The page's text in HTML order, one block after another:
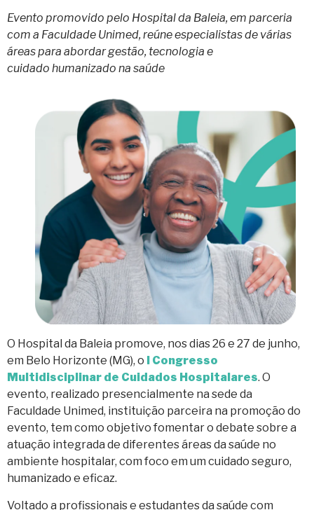
Evento promovido pelo Hospital da Baleia, em parceria
com a Faculdade Unimed, reúne especialistas de várias
áreas para abordar gestão, tecnologia e
cuidado humanizado na saúde
O Hospital da Baleia promove, nos dias 26 e 27 de junho,
em Belo Horizonte (MG), o
I Congresso
Multidisciplinar de Cuidados Hospitalares. O
evento, realizado presencialmente na sede da
Faculdade Unimed, instituição parceira na promoção do
evento, tem como objetivo fomentar o debate sobre a
atuação integrada de diferentes áreas da saúde no
ambiente hospitalar, com foco em um cuidado seguro,
humanizado e eficaz.
Voltado a profissionais e estudantes da saúde com